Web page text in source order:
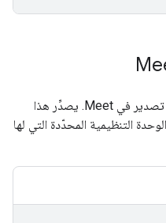
يوضّح المثال التالي كيفية إنشاء عملية تصدير في Meet. يصدِّر هذا
التنظيمية المحدّدة التي لها